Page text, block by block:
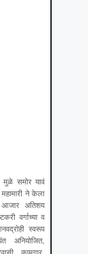
मुळे समोर यावं
ने केला
आजार अतिशय
वर्गाच्या व
स्वरूप